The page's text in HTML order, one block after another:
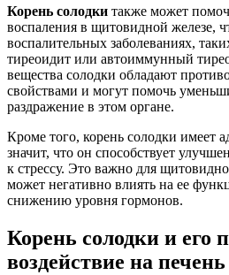
Корень солодки также может
воспаления в щитовидной железе,
воспалительных заболеваниях,
тиреоидит или автоиммунный
вещества солодки обладают
свойствами и могут помочь
раздражение в этом органе.
Кроме того, корень солодки имеет
значит, что он способствует
к стрессу. Это важно для
может негативно влиять на ее
снижению уровня гормонов.
Корень солодки и его
воздействие на печень